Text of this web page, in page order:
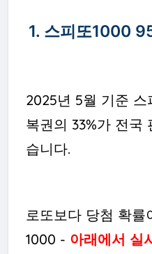
1. 스피또1000
2025년 5월 기준 스
복권의 33%가 전국
습니다.
로또보다 당첨 확률
1000 - 아래에서 실